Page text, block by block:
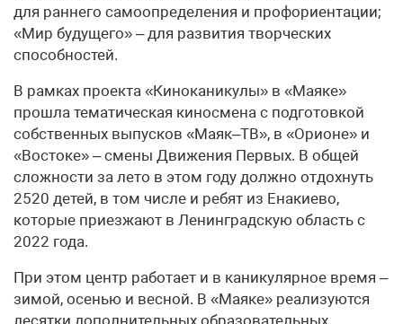
для раннего самоопределения и профориентации;
«Мир будущего» – для развития творческих
способностей.
В рамках проекта «Киноканикулы» в «Маяке»
прошла тематическая киносмена с подготовкой
собственных выпусков «Маяк–ТВ», в «Орионе» и
«Востоке» – смены Движения Первых. В общей
сложности за лето в этом году должно отдохнуть
2520 детей, в том числе и ребят из Енакиево,
которые приезжают в Ленинградскую область с
2022 года.
При этом центр работает и в каникулярное время –
зимой, осенью и весной. В «Маяке» реализуются
десятки дополнительных образовательных